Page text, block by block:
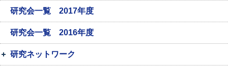
研究会一覧 2017年度
研究会一覧 2016年度
研究ネットワーク